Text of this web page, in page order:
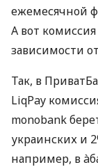
ежемесячной
А вот
зависимости
Так, в
LiqPay
monobank
украинских и
например, в